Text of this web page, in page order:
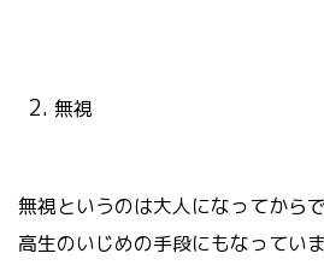
無視
無視というのは大人になってから
高生のいじめの手段にもなってい